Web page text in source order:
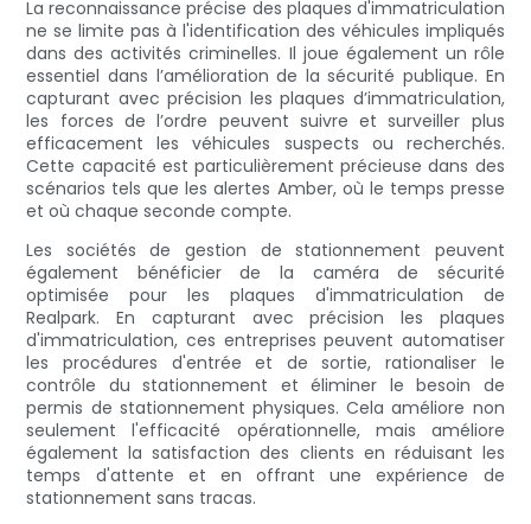
La reconnaissance précise des plaques d'immatriculation
ne se limite pas à l'identification des véhicules impliqués
dans des activités criminelles. Il joue également un rôle
essentiel dans l’amélioration de la sécurité publique. En
capturant avec précision les plaques d’immatriculation,
les forces de l’ordre peuvent suivre et surveiller plus
efficacement les véhicules suspects ou recherchés.
Cette capacité est particulièrement précieuse dans des
scénarios tels que les alertes Amber, où le temps presse
et où chaque seconde compte.
Les sociétés de gestion de stationnement peuvent
également bénéficier de la caméra de sécurité
optimisée pour les plaques d'immatriculation de
Realpark. En capturant avec précision les plaques
d'immatriculation, ces entreprises peuvent automatiser
les procédures d'entrée et de sortie, rationaliser le
contrôle du stationnement et éliminer le besoin de
permis de stationnement physiques. Cela améliore non
seulement l'efficacité opérationnelle, mais améliore
également la satisfaction des clients en réduisant les
temps d'attente et en offrant une expérience de
stationnement sans tracas.